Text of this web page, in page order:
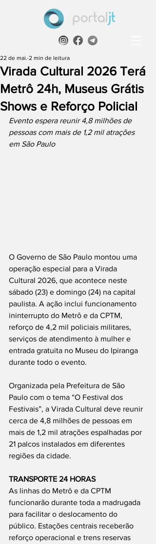
Virada Cultural 2026 Terá
Metrô 24h, Museus Grátis
Shows e Reforço Policial
22 de mai. 2 min de leitura
Evento espera reunir 4,8 milhões de
pessoas com mais de 1,2 mil atrações
em São Paulo
O Governo de São Paulo montou uma
operação especial para a Virada
Cultural 2026, que acontece neste
sábado (23) e domingo (24) na capital
paulista. A ação inclui funcionamento
ininterrupto do Metrô e da CPTM,
reforço de 4,2 mil policiais militares,
serviços de atendimento à mulher e
entrada gratuita no Museu do Ipiranga
durante todo o evento.
Organizada pela Prefeitura de São
Paulo com o tema “O Festival dos
Festivais”, a Virada Cultural deve reunir
cerca de 4,8 milhões de pessoas em
mais de 1,2 mil atrações espalhadas por
21 palcos instalados em diferentes
regiões da cidade.
TRANSPORTE 24 HORAS
As linhas do Metrô e da CPTM
funcionarão durante toda a madrugada
para facilitar o deslocamento do
público. Estações centrais receberão
reforço operacional e trens reservas